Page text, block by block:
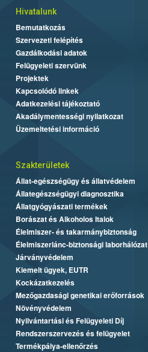
Hivatalunk
Bemutatkozás
Szervezeti felépítés
Gazdálkodási adatok
Felügyeleti szervünk
Projektek
Kapcsolódó linkek
Adatkezelési tájékoztató
Akadálymentességi nyilatkozat
Üzemeltetési információ
Szakterületek
Állat-egészségügy és állatvédelem
Állategészségügyi diagnosztika
Állatgyógyászati termékek
Borászat és Alkoholos Italok
Élelmiszer- és takarmánybiztonság
Élelmiszerlánc-biztonsági laborhálózat
Járványvédelem
Kiemelt ügyek, EUTR
Kockázatkezelés
Mezőgazdasági genetikai erőforrások
Növényvédelem
Nyilvántartási és Felügyeleti Díj
Rendszerszervezés és felügyelet
Termékpálya-ellenőrzés